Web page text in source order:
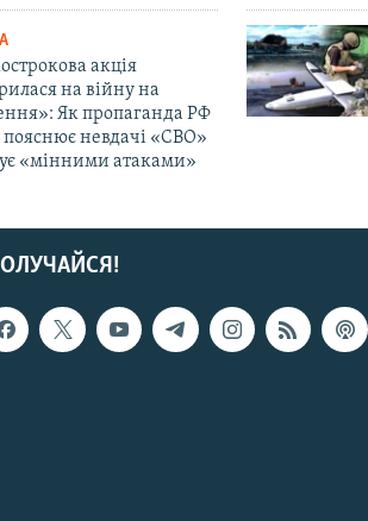
акція
на війну на
Як пропаганда РФ
невдачі «СВО»
«мінними атаками»